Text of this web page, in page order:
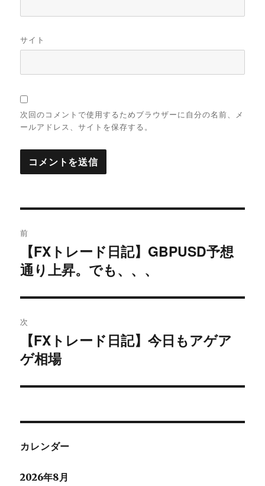
サイト
次回のコメントで使用するためブラウザーに自分の名前、メ
ールアドレス、サイトを保存する。
稿
ナ
ビ
ゲ
ー
シ
ン
前
去
投
稿:
【FXトレード日記】GBPUSD予想
通り上昇。でも、、、
次
の
稿:
【FXトレード日記】今日もアゲア
ゲ相場
カレンダー
2026年8月